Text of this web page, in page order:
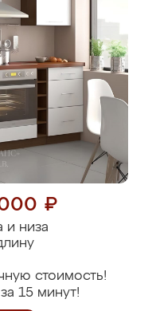
₽
и низа
стоимость!
15 минут!